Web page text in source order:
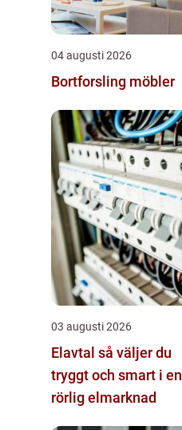
04 augusti 2026
Bortforsling möbler
03 augusti 2026
Elavtal så väljer du
tryggt och smart i en
rörlig elmarknad